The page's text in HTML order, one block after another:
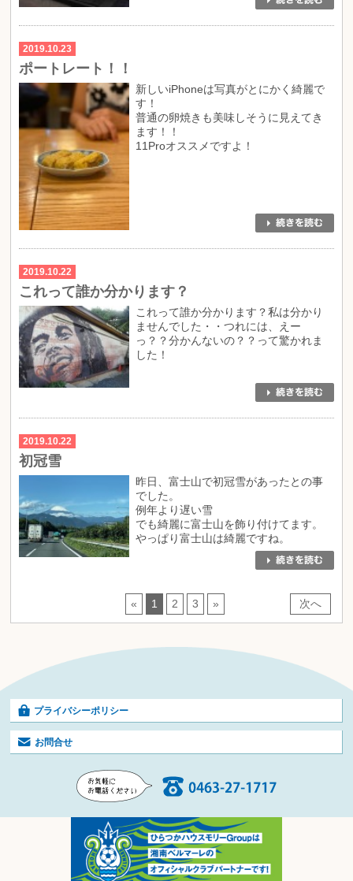
2019.10.23
ポートレート！！
新しいiPhoneは写真がとにかく綺麗で
す！
普通の卵焼きも美味しそうに見えてき
ます！！
11Proオススメですよ！
2019.10.22
これって誰か分かります？
これって誰か分かります？私は分かり
ませんでした・・つれには、えー
っ？？分かんないの？？って驚かれま
した！
2019.10.22
初冠雪
昨日、富士山で初冠雪があったとの事
でした。
例年より遅い雪
でも綺麗に富士山を飾り付けてます。
やっぱり富士山は綺麗ですね。
« 1 2 3 » 次へ
プライバシーポリシー
お問合せ